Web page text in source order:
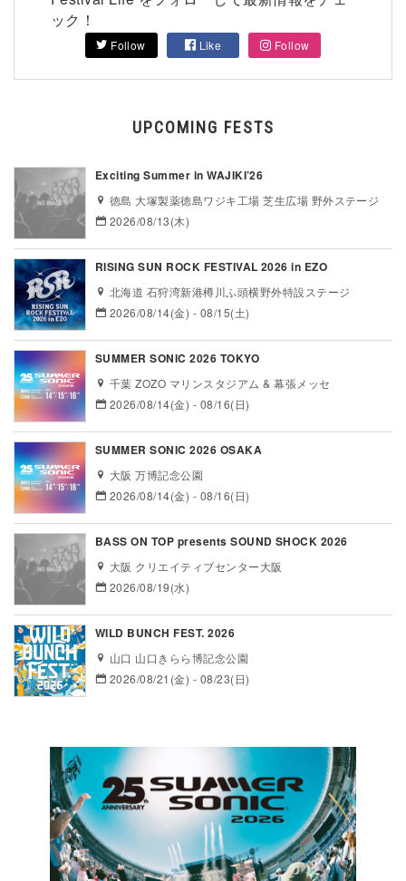
ック！
Follow Like Follow
UPCOMING FESTS
Exciting Summer in WAJIKI’26
徳島 大塚製薬徳島ワジキ工場 芝生広場 野外ステージ
2026/08/13(木)
RISING SUN ROCK FESTIVAL 2026 in EZO
北海道 石狩湾新港樽川ふ頭横野外特設ステージ
2026/08/14(金) - 08/15(土)
SUMMER SONIC 2026 TOKYO
千葉 ZOZO マリンスタジアム & 幕張メッセ
2026/08/14(金) - 08/16(日)
SUMMER SONIC 2026 OSAKA
大阪 万博記念公園
2026/08/14(金) - 08/16(日)
BASS ON TOP presents SOUND SHOCK 2026
大阪 クリエイティブセンター大阪
2026/08/19(水)
WILD BUNCH FEST. 2026
山口 山口きらら博記念公園
2026/08/21(金) - 08/23(日)